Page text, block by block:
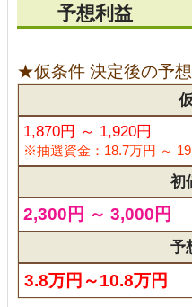
予想利益
★仮条件 決定後の予想
1,870円 ～ 1,920円
※抽選資金：18.7万円 ～
初
2,300円 ～ 3,000円
予
3.8万円～10.8万円